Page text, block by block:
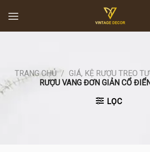
content
TRANG CHỦ / GIÁ, KỆ RƯỢU TREO
RƯỢU VANG ĐƠN GIẢN CỔ
LỌC